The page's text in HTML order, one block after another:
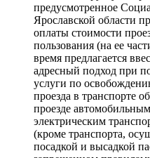
предусмотренное
Ярославской области
оплаты стоимости
пользования (на ее
время предлагается
адресный подход при
услуги по
проезда в транспорте
проезде
электрическим
(кроме транспорта,
посадкой и высадкой